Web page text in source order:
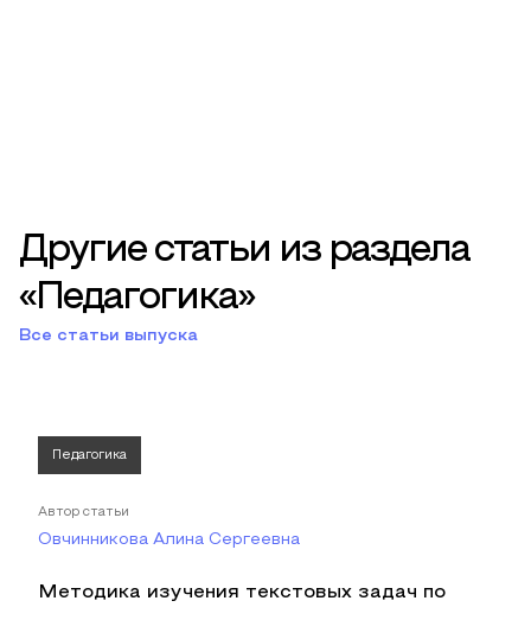
Другие статьи из раздела
«Педагогика»
Все статьи выпуска
Педагогика
Автор статьи
Овчинникова Алина Сергеевна
Методика изучения текстовых задач по